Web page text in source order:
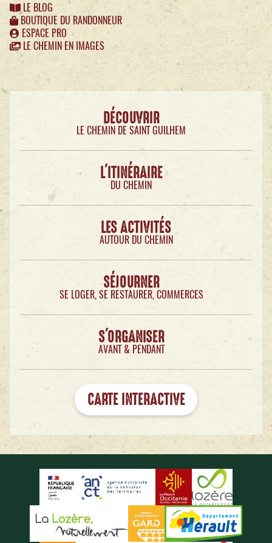
LE BLOG
BOUTIQUE DU RANDONNEUR
ESPACE PRO
LE CHEMIN EN IMAGES
DÉCOUVRIR
LE CHEMIN DE SAINT GUILHEM
L'ITINÉRAIRE
DU CHEMIN
LES ACTIVITÉS
AUTOUR DU CHEMIN
SÉJOURNER
SE LOGER, SE RESTAURER, COMMERCES
S'ORGANISER
AVANT & PENDANT
CARTE INTERACTIVE